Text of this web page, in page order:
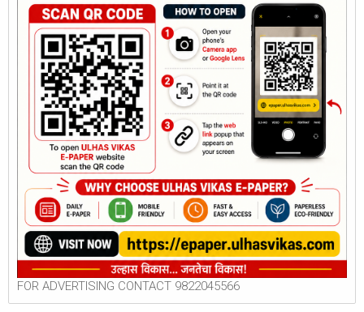
FOR ADVERTISING CONTACT 9822045566